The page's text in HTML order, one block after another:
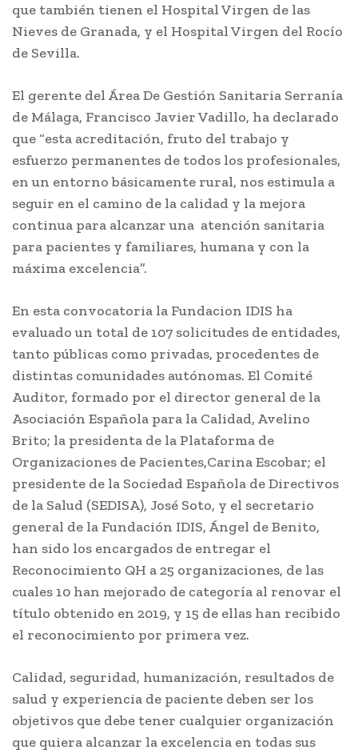
que también tienen el Hospital Virgen de las
Nieves de Granada, y el Hospital Virgen del Rocío
de Sevilla.
El gerente del Área De Gestión Sanitaria Serranía
de Málaga, Francisco Javier Vadillo, ha declarado
que “esta acreditación, fruto del trabajo y
esfuerzo permanentes de todos los profesionales,
en un entorno básicamente rural, nos estimula a
seguir en el camino de la calidad y la mejora
continua para alcanzar una atención sanitaria
para pacientes y familiares, humana y con la
máxima excelencia”.
En esta convocatoria la Fundacion IDIS ha
evaluado un total de 107 solicitudes de entidades,
tanto públicas como privadas, procedentes de
distintas comunidades autónomas. El Comité
Auditor, formado por el director general de la
Asociación Española para la Calidad, Avelino
Brito; la presidenta de la Plataforma de
Organizaciones de Pacientes,Carina Escobar; el
presidente de la Sociedad Española de Directivos
de la Salud (SEDISA), José Soto, y el secretario
general de la Fundación IDIS, Ángel de Benito,
han sido los encargados de entregar el
Reconocimiento QH a 25 organizaciones, de las
cuales 10 han mejorado de categoría al renovar el
título obtenido en 2019, y 15 de ellas han recibido
el reconocimiento por primera vez.
Calidad, seguridad, humanización, resultados de
salud y experiencia de paciente deben ser los
objetivos que debe tener cualquier organización
que quiera alcanzar la excelencia en todas sus